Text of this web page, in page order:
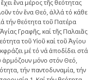
ἕνα μέρος τῆς θεότητας
τόν ἕνα Θεό, ἀλλά τό κάθε
τήν θεότητα τοῦ Πατέρα
Γραφῆς, καί τῆς Παλαιᾶς
τοῦ Υἱοῦ καί τοῦ Ἁγίου
μέ τό νά ἀποδίδει στά
μόνο στόν Θεό,
τήν παντοδυναμία, τήν